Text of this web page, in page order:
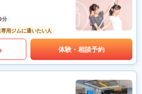
分
用ジムに通いたい人
体験・相談予約